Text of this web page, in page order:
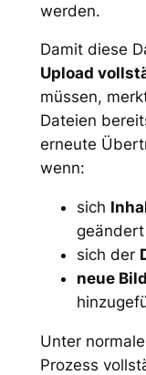
werden.
Damit diese
Upload
müssen,
Dateien
erneute
wenn:
sich
sich der
neue
Unter
Prozess